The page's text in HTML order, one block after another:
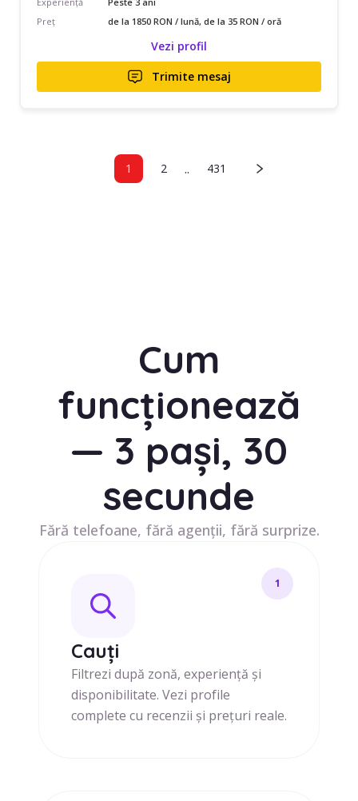
Preț
de la 1850 RON / lună, de la 35 RON / oră
Vezi profil
Trimite mesaj
1 2 .. 431
Cum
funcționează
— 3 pași, 30
secunde
Fără telefoane, fără agenții, fără surprize.
1
Cauți
Filtrezi după zonă, experiență și
disponibilitate. Vezi profile
complete cu recenzii și prețuri reale.